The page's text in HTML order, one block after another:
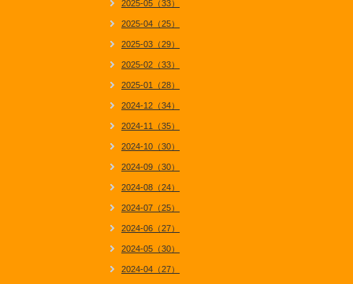
2025-05（33）
2025-04（25）
2025-03（29）
2025-02（33）
2025-01（28）
2024-12（34）
2024-11（35）
2024-10（30）
2024-09（30）
2024-08（24）
2024-07（25）
2024-06（27）
2024-05（30）
2024-04（27）